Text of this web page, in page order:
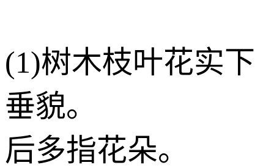
(1)树木枝叶花实下
垂貌。
后多指花朵。